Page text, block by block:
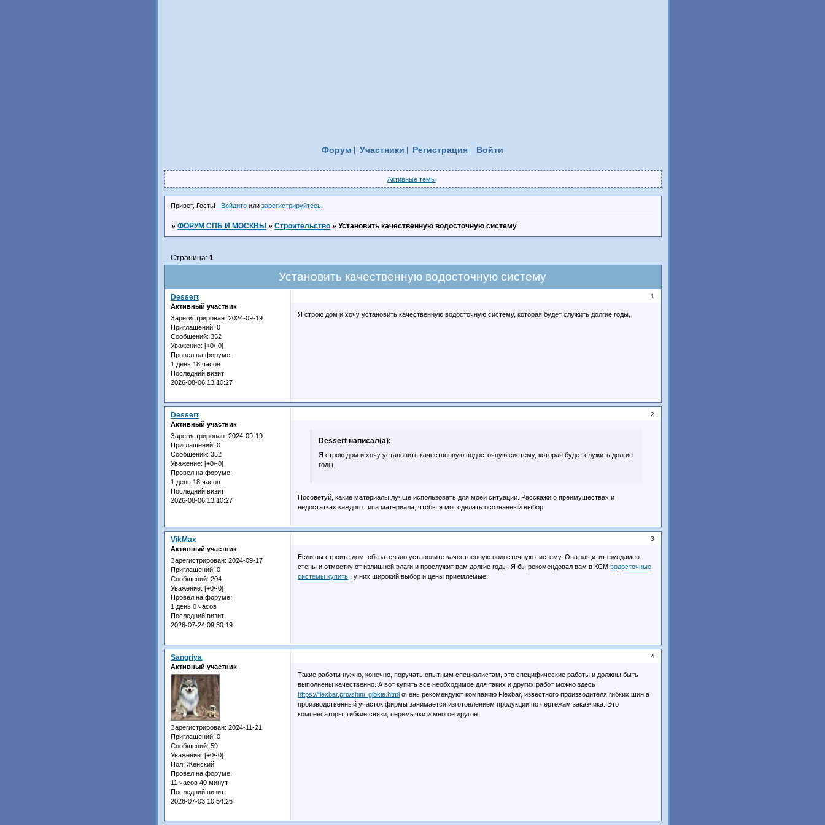
Форум Участники Регистрация Войти
Активные темы
Привет, Гость! Войдитеили зарегистрируйтесь.
»ФОРУМ СПБ И МОСКВЫ »Строительство »Установить качественную водосточную систему
Установить качественную водосточную систему
Страница:1
1
Dessert
Активный участник
Зарегистрирован: 2024-09-19
Приглашений: 0
Сообщений: 352
Уважение: [+0/-0]
Провел на форуме:
1 день 18 часов
Последний визит:
2026-08-06 13:10:27
Я строю дом и хочу установить качественную водосточную систему, которая будет служить долгие годы.
2
Dessert
Активный участник
Зарегистрирован: 2024-09-19
Приглашений: 0
Сообщений: 352
Уважение: [+0/-0]
Провел на форуме:
1 день 18 часов
Последний визит:
2026-08-06 13:10:27
Dessert написал(а):
Я строю дом и хочу установить качественную водосточную систему, которая будет служить долгие
годы.
Посоветуй, какие материалы лучше использовать для моей ситуации. Расскажи о преимуществах и
недостатках каждого типа материала, чтобы я мог сделать осознанный выбор.
3
VikMax
Активный участник
Зарегистрирован: 2024-09-17
Приглашений: 0
Сообщений: 204
Уважение: [+0/-0]
Провел на форуме:
1 день 0 часов
Последний визит:
2026-07-24 09:30:19
Если вы строите дом, обязательно установите качественную водосточную систему. Она защитит фундамент,
стены и отмостку от излишней влаги и прослужит вам долгие годы. Я бы рекомендовал вам в КСМводосточные
системы купить , у них широкий выбор и цены приемлемые.
4
Sangriya
Активный участник
Зарегистрирован: 2024-11-21
Приглашений: 0
Сообщений: 59
Уважение: [+0/-0]
Пол: Женский
Провел на форуме:
11 часов 40 минут
Последний визит:
2026-07-03 10:54:26
Такие работы нужно, конечно, поручать опытным специалистам, это специфические работы и должны быть
выполнены качественно. А вот купить все необходимое для таких и других работ можно здесь
https://flexbar.pro/shini_gibkie.html очень рекомендуют компанию Flexbar, известного производителя гибких шин а
производственный участок фирмы занимается изготовлением продукции по чертежам заказчика. Это
компенсаторы, гибкие связи, перемычки и многое другое.